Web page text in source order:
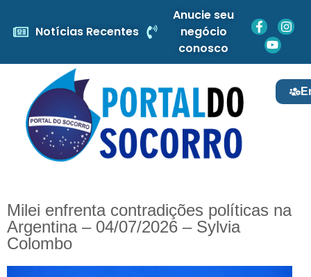
Notícias Recentes
Anucie seu
negócio
conosco
Milei enfrenta contradições políticas na
Argentina – 04/07/2026 – Sylvia
Colombo